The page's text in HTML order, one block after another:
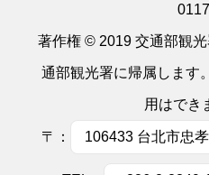
著作権 © 2019 交通部観
通部観光署に帰属します
用はでき
〒： 106433 台北市忠